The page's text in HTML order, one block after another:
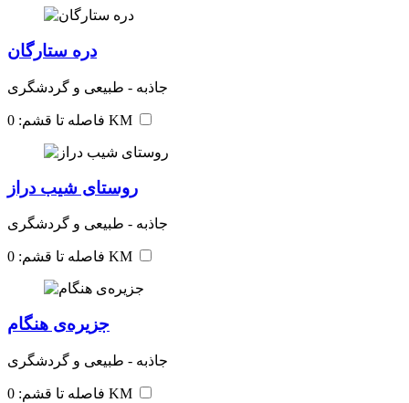
دره ستارگان
جاذبه - طبیعی و گردشگری
فاصله تا قشم: 0 KM
روستای شیب دراز
جاذبه - طبیعی و گردشگری
فاصله تا قشم: 0 KM
جزیره‌ی هنگام
جاذبه - طبیعی و گردشگری
فاصله تا قشم: 0 KM